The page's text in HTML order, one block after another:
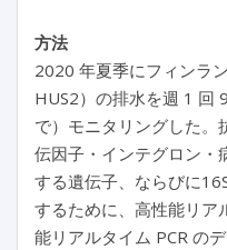
方法
2020 年夏季にフィンラ
HUS2）の排水を週 1 回
で）モニタリングした。
伝因子・インテグロン・
する遺伝子、ならびに
するために、高性能リア
能リアルタイム PCR の